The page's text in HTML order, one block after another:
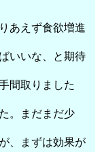
あえず食欲増進
いいな、と期待
間取りました
。まだまだ少
、まずは効果が